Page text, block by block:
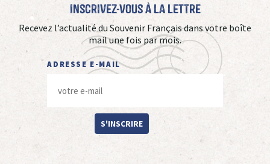
Inscrivez-vous à La Lettre
Recevez l’actualité du Souvenir Français dans votre boîte
mail une fois par mois.
ADRESSE E-MAIL
S'INSCRIRE